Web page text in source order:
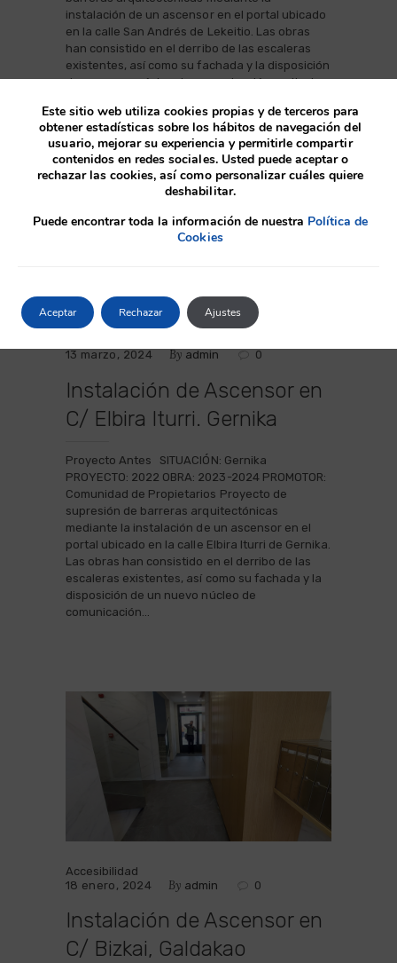
instalación de un ascensor en el portal ubicado
en la calle San Andrés de Lekeitio. Las obras
han consistido en el derribo de las escaleras
existentes, así como su fachada y la disposición
de un nuevo núcleo de comunicación vertical…
13 marzo, 2024
By admin 0
Instalación de Ascensor en
C/ Elbira Iturri. Gernika
Proyecto Antes SITUACIÓN: Gernika
PROYECTO: 2022 OBRA: 2023-2024 PROMOTOR:
Comunidad de Propietarios Proyecto de
supresión de barreras arquitectónicas
mediante la instalación de un ascensor en el
portal ubicado en la calle Elbira Iturri de Gernika.
Las obras han consistido en el derribo de las
escaleras existentes, así como su fachada y la
disposición de un nuevo núcleo de
comunicación…
Accesibilidad
18 enero, 2024
By admin 0
Instalación de Ascensor en
C/ Bizkai, Galdakao
Este sitio web utiliza cookies propias y de terceros para
obtener estadísticas sobre los hábitos de navegación del
usuario, mejorar su experiencia y permitirle compartir
contenidos en redes sociales. Usted puede aceptar o
rechazar las cookies, así como personalizar cuáles quiere
deshabilitar.
Puede encontrar toda la información de nuestra Política de
Cookies
Aceptar Rechazar Ajustes